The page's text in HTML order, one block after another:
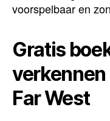
voorspelbaar en
Gratis
verkennen
Far West